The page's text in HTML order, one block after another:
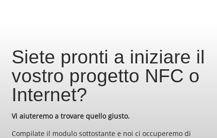
Siete pronti a iniziare il
vostro progetto NFC o
Internet?
Vi aiuteremo a trovare quello giusto.
Compilate il modulo sottostante e noi ci occuperemo di